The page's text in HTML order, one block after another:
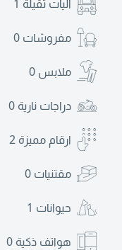
آليات ثقيلة 1
مفروشات 0
ملابس 0
دراجات نارية 0
ارقام مميزة 2
مقتنيات 0
حيوانات 1
هواتف ذكية 0